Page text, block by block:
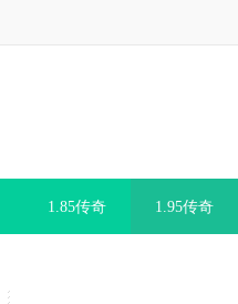
1.85传奇 1.95传奇